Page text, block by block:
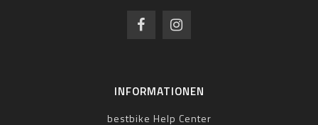
INFORMATIONEN
bestbike Help Center